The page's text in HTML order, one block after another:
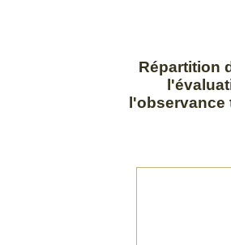
Répartition
l'observance